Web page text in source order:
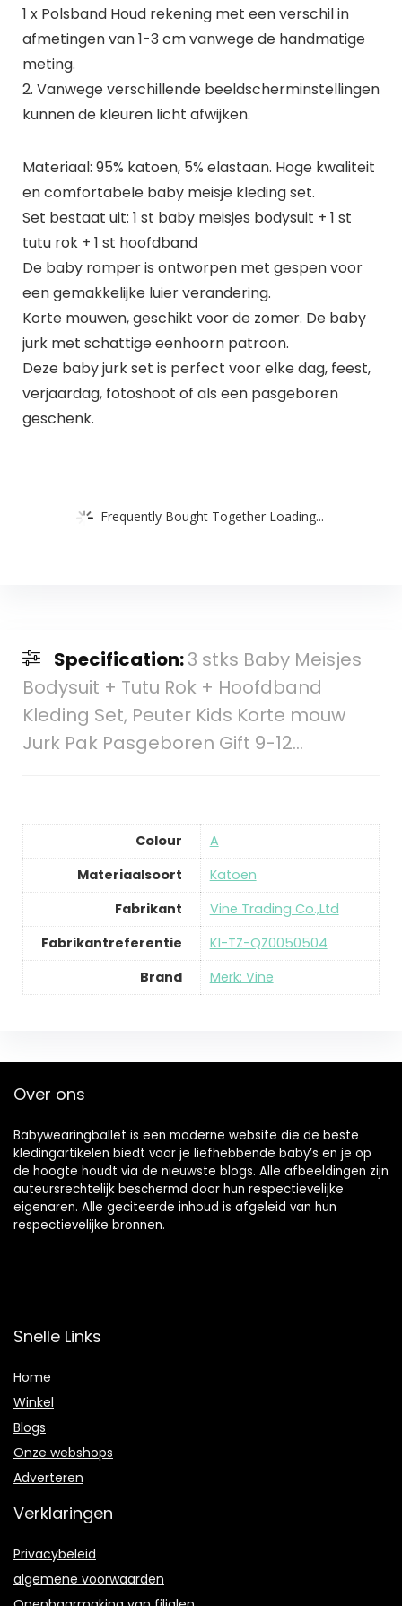
1 x Polsband Houd rekening met een verschil in
afmetingen van 1-3 cm vanwege de handmatige
meting.
2. Vanwege verschillende beeldscherminstellingen
kunnen de kleuren licht afwijken.
Materiaal: 95% katoen, 5% elastaan. Hoge kwaliteit
en comfortabele baby meisje kleding set.
Set bestaat uit: 1 st baby meisjes bodysuit + 1 st
tutu rok + 1 st hoofdband
De baby romper is ontworpen met gespen voor
een gemakkelijke luier verandering.
Korte mouwen, geschikt voor de zomer. De baby
jurk met schattige eenhoorn patroon.
Deze baby jurk set is perfect voor elke dag, feest,
verjaardag, fotoshoot of als een pasgeboren
geschenk.
Frequently Bought Together Loading...
Specification:3 stks Baby Meisjes
Bodysuit + Tutu Rok + Hoofdband
Kleding Set, Peuter Kids Korte mouw
Jurk Pak Pasgeboren Gift 9-12…
Colour
A
Materiaalsoort
Katoen
Fabrikant
Vine Trading Co.,Ltd
Fabrikantreferentie
K1-TZ-QZ0050504
Brand
Merk: Vine
Over ons
Babywearingballet is een moderne website die de beste
kledingartikelen biedt voor je liefhebbende baby’s en je op
de hoogte houdt via de nieuwste blogs. Alle afbeeldingen zijn
auteursrechtelijk beschermd door hun respectievelijke
eigenaren. Alle geciteerde inhoud is afgeleid van hun
respectievelijke bronnen.
Snelle Links
Home
Winkel
Blogs
Onze webshops
Adverteren
Verklaringen
Privacybeleid
algemene voorwaarden